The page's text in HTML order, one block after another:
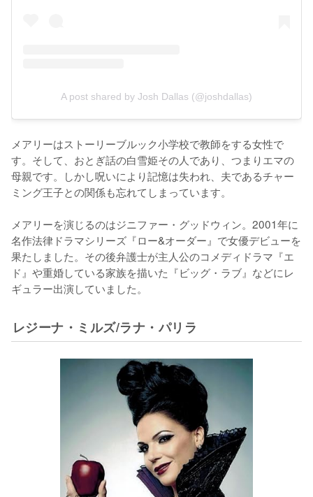
A post shared by Josh Dallas (@joshdallas)
メアリーはストーリーブルック小学校で教師をする女性で
す。そして、おとぎ話の白雪姫その人であり、つまりエマの
母親です。しかし呪いにより記憶は失われ、夫であるチャー
ミング王子との関係も忘れてしまっています。
メアリーを演じるのはジニファー・グッドウィン。2001年に
名作法律ドラマシリーズ『ロー&オーダー』で女優デビューを
果たしました。その後弁護士が主人公のコメディドラマ『エ
ド』や重婚している家族を描いた『ビッグ・ラブ』などにレ
ギュラー出演していました。
レジーナ・ミルズ/ラナ・パリラ